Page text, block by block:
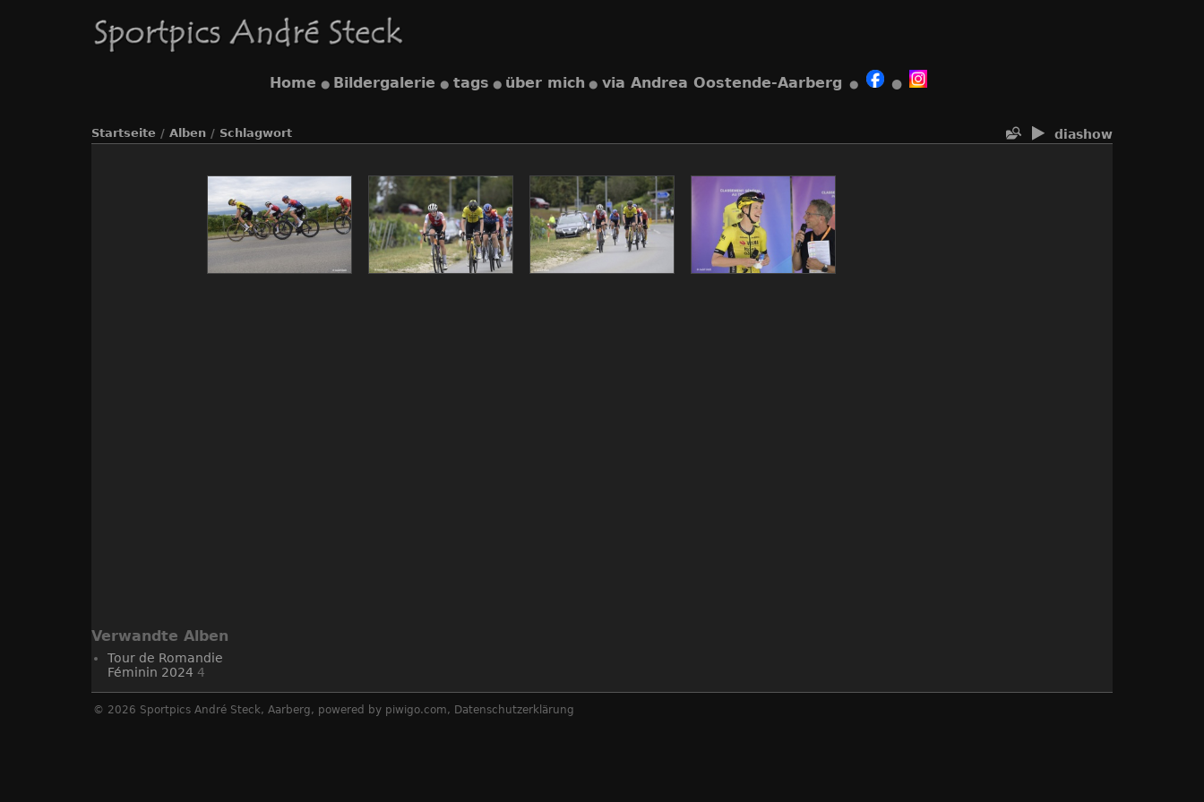
Home ● Bildergalerie ● tags ● über mich ● via Andrea Oostende-Aarberg ● ●
diashow
Startseite / Alben / Schlagwort
Verwandte Alben
Tour de Romandie
Féminin 2024 4
© 2026 Sportpics André Steck, Aarberg, powered by piwigo.com, Datenschutzerklärung